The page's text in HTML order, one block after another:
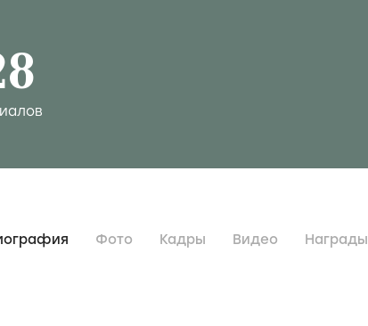
Фото Кадры Видео Награды